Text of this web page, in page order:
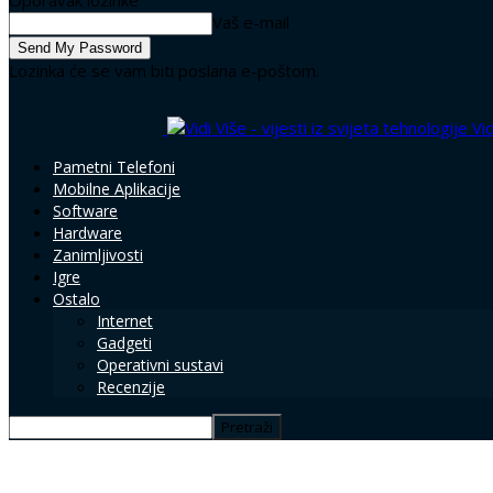
Vaš e-mail
Lozinka će se vam biti poslana e-poštom.
Pametni Telefoni
Mobilne Aplikacije
Software
Hardware
Zanimljivosti
Igre
Ostalo
Internet
Gadgeti
Operativni sustavi
Recenzije